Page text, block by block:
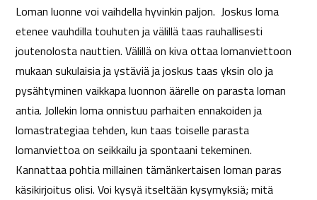
Loman luonne voi vaihdella hyvinkin paljon. Joskus loma
etenee vauhdilla touhuten ja välillä taas rauhallisesti
joutenolosta nauttien. Välillä on kiva ottaa lomanviettoon
mukaan sukulaisia ja ystäviä ja joskus taas yksin olo ja
pysähtyminen vaikkapa luonnon äärelle on parasta loman
antia. Jollekin loma onnistuu parhaiten ennakoiden ja
lomastrategiaa tehden, kun taas toiselle parasta
lomanviettoa on seikkailu ja spontaani tekeminen.
Kannattaa pohtia millainen tämänkertaisen loman paras
käsikirjoitus olisi. Voi kysyä itseltään kysymyksiä; mitä